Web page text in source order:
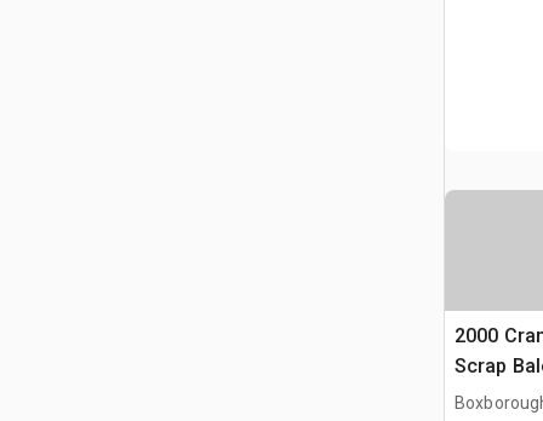
2000
Scrap